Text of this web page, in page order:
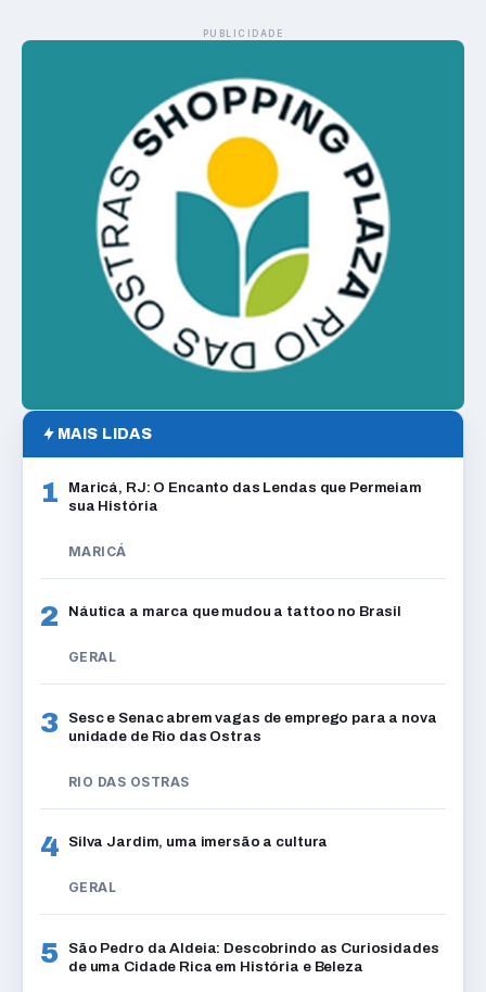
PUBLICIDADE
MAIS LIDAS
1
Maricá, RJ: O Encanto das Lendas que Permeiam
sua História
MARICÁ
2 Náutica a marca que mudou a tattoo no Brasil
GERAL
3
Sesc e Senac abrem vagas de emprego para a nova
unidade de Rio das Ostras
RIO DAS OSTRAS
4 Silva Jardim, uma imersão a cultura
GERAL
5
São Pedro da Aldeia: Descobrindo as Curiosidades
de uma Cidade Rica em História e Beleza